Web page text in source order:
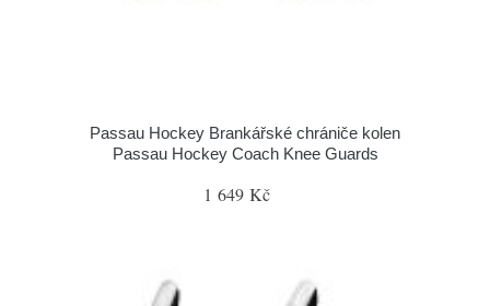
Passau Hockey Brankářské chrániče kolen
Passau Hockey Coach Knee Guards
1 649 Kč